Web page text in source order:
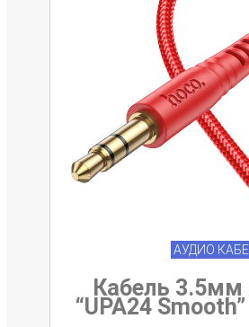
АУДИО
Кабель
“UPA24